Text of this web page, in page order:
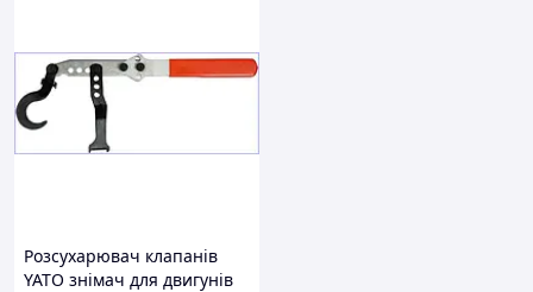
Розсухарювач клапанів
YATO знімач для двигунів